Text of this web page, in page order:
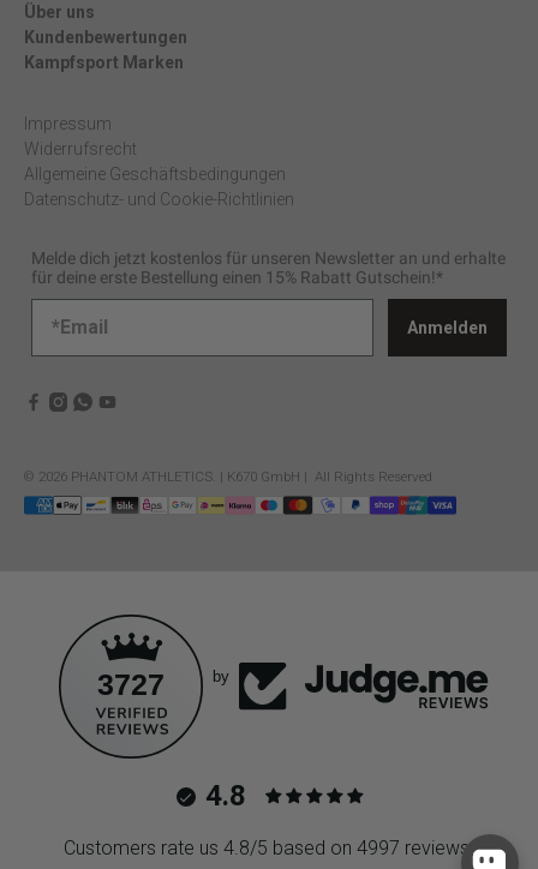
Über uns
Kundenbewertungen
Kampfsport Marken
Impressum
Widerrufsrecht
Allgemeine Geschäftsbedingungen
Datenschutz- und Cookie-Richtlinien
Melde dich jetzt kostenlos für unseren Newsletter an und erhalte
für deine erste Bestellung einen 15% Rabatt Gutschein!*
Anmelden
© 2026 PHANTOM ATHLETICS | K670 GmbH | All Rights Reserved
3727 by
4.8
Customers rate us 4.8/5 based on 4997 reviews.